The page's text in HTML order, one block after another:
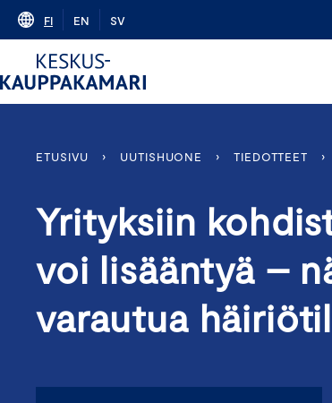
Skip
content
FI EN SV
ETUSIVU › UUTISHUONE › TIEDOTTEET ›
Yrityksiin
voi lisääntyä –
varautua